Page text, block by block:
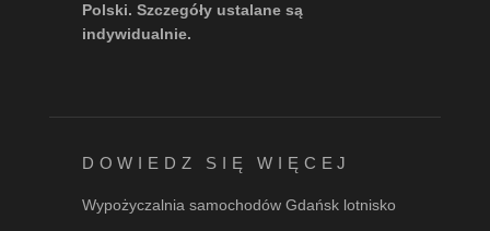
Polski. Szczegóły ustalane są
indywidualnie.
DOWIEDZ SIĘ WIĘCEJ
Wypożyczalnia samochodów Gdańsk lotnisko